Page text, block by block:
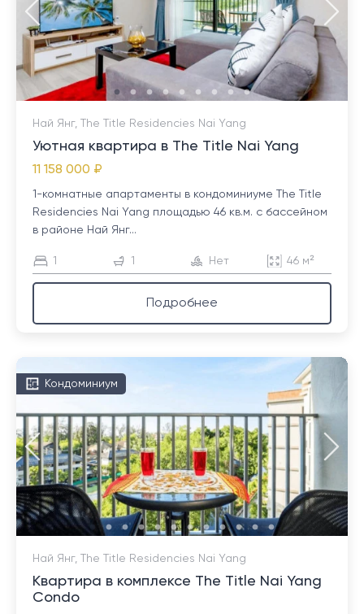
Най Янг, The Title Residencies Nai Yang
Уютная квартира в The Title Nai Yang
11 158 000 ₽
1-комнатные апартаменты в кондоминиуме The Title
Residencies Nai Yang площадью 46 кв.м. с бассейном
в районе Най Янг...
1 1 Нет 46 м²
Подробнее
Кондоминиум
Най Янг, The Title Residencies Nai Yang
Квартира в комплексе The Title Nai Yang
Condo